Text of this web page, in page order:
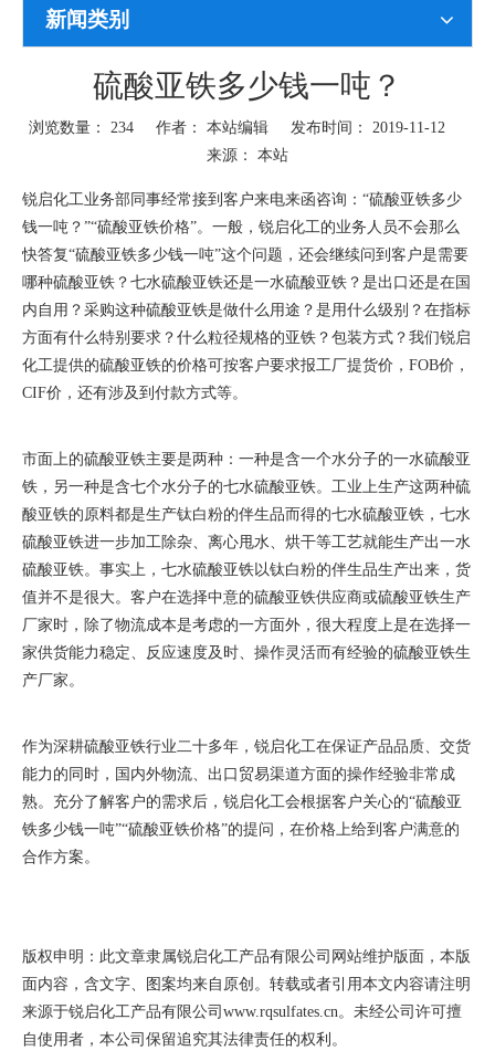
新闻类别
硫酸亚铁多少钱一吨？
浏览数量： 234作者： 本站编辑 发布时间： 2019-11-12
来源： 本站
["wechat","weibo","qzone","douban","email"]
锐启化工业务部同事经常接到客户来电来函咨询：“硫酸亚铁多少
钱一吨？”“硫酸亚铁价格”。一般，锐启化工的业务人员不会那么
快答复“硫酸亚铁多少钱一吨”这个问题，还会继续问到客户是需要
哪种硫酸亚铁？七水硫酸亚铁还是一水硫酸亚铁？是出口还是在国
内自用？采购这种硫酸亚铁是做什么用途？是用什么级别？在指标
方面有什么特别要求？什么粒径规格的亚铁？包装方式？我们锐启
化工提供的硫酸亚铁的价格可按客户要求报工厂提货价，FOB价，
CIF价，还有涉及到付款方式等。
市面上的硫酸亚铁主要是两种：一种是含一个水分子的一水硫酸亚
铁，另一种是含七个水分子的七水硫酸亚铁。工业上生产这两种硫
酸亚铁的原料都是生产钛白粉的伴生品而得的七水硫酸亚铁，七水
硫酸亚铁进一步加工除杂、离心甩水、烘干等工艺就能生产出一水
硫酸亚铁。事实上，七水硫酸亚铁以钛白粉的伴生品生产出来，货
值并不是很大。客户在选择中意的硫酸亚铁供应商或硫酸亚铁生产
厂家时，除了物流成本是考虑的一方面外，很大程度上是在选择一
家供货能力稳定、反应速度及时、操作灵活而有经验的硫酸亚铁生
产厂家。
作为深耕硫酸亚铁行业二十多年，锐启化工在保证产品品质、交货
能力的同时，国内外物流、出口贸易渠道方面的操作经验非常成
熟。充分了解客户的需求后，锐启化工会根据客户关心的“硫酸亚
铁多少钱一吨”“硫酸亚铁价格”的提问，在价格上给到客户满意的
合作方案。
版权申明：此文章隶属锐启化工产品有限公司网站维护版面，本版
面内容，含文字、图案均来自原创。转载或者引用本文内容请注明
来源于锐启化工产品有限公司 www.rqsulfates.cn 。未经公司许可擅
自使用者，本公司保留追究其法律责任的权利。